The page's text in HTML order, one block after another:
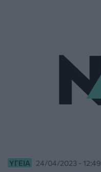
ΥΓΕΊΑ 24/04/2023 - 12:49